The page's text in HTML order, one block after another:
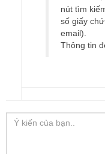
nút tìm
số giấy
email).
Thông tin